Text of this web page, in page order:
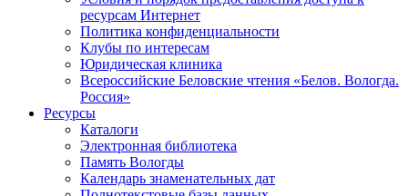
ресурсам Интернет
Политика конфиденциальности
Клубы по интересам
Юридическая клиника
Всероссийские Беловские чтения «Белов. Вологда.
Россия»
Ресурсы
Каталоги
Электронная библиотека
Память Вологды
Календарь знаменательных дат